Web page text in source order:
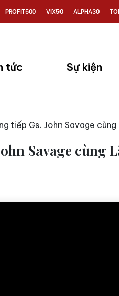
PROFIT500 VIX50 ALPHA30
tức Sự kiện
tiếp Gs. John Savage
Savage cùng